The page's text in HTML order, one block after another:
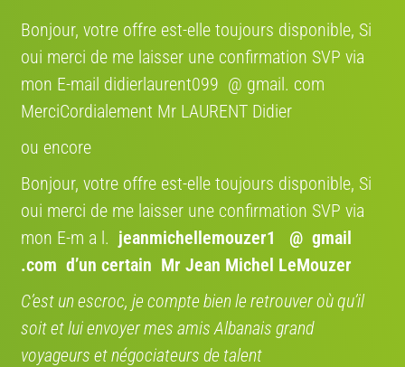
Bonjour, votre offre est-elle toujours disponible, Si
oui merci de me laisser une confirmation SVP via
mon E-mail didierlaurent099 @ gmail. com
MerciCordialement Mr LAURENT Didier
ou encore
Bonjour, votre offre est-elle toujours disponible, Si
oui merci de me laisser une confirmation SVP via
mon E-m a l. jeanmichellemouzer1 @ gmail
.com d’un certain Mr Jean Michel LeMouzer
C’est un escroc, je compte bien le retrouver où qu’il
soit et lui envoyer mes amis Albanais grand
voyageurs et négociateurs de talent